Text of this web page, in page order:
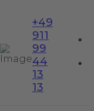
+49
911
99
44
13
13